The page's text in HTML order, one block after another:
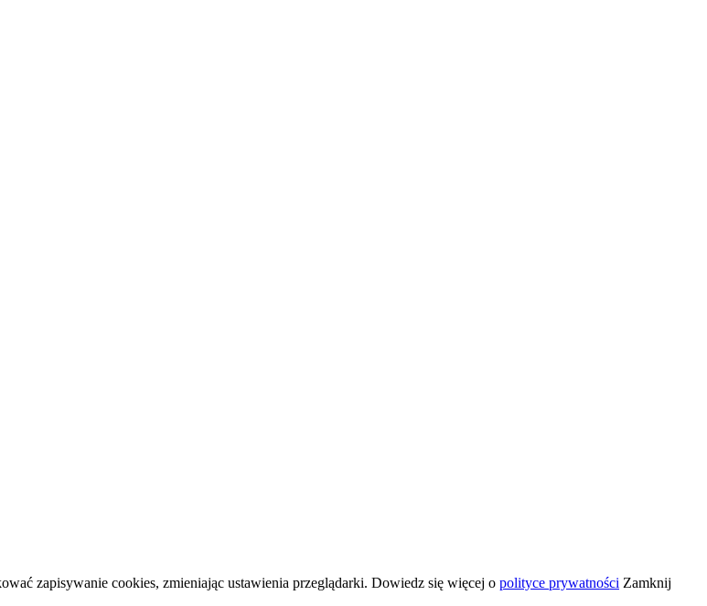
zapisywanie cookies, zmieniając ustawienia przeglądarki. Dowiedz się więcej o polityce prywatności Zamknij